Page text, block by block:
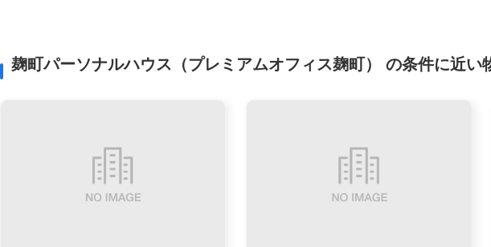
麹町パーソナルハウス（プレミアムオフィス麹町） の条件に近い